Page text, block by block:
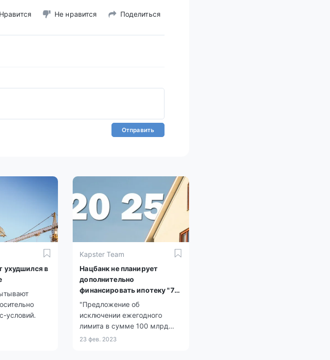
Нравится Не нравится Поделиться
Отправить
ухудшился в
условий.
Kapster Team
Нацбанк не планирует
дополнительно
финансировать ипотеку "7-
20-25"
"Предложение об
исключении ежегодного
лимита в сумме 100 млрд
тенге либо использовании
23 фев. 2023